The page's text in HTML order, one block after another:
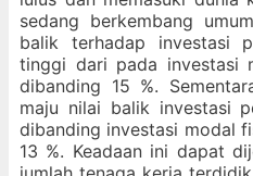
sedang berkembang
balik terhadap investasi
tinggi dari pada investasi
dibanding 15 %.
maju nilai balik investasi
dibanding investasi modal
13 %. Keadaan ini dapat